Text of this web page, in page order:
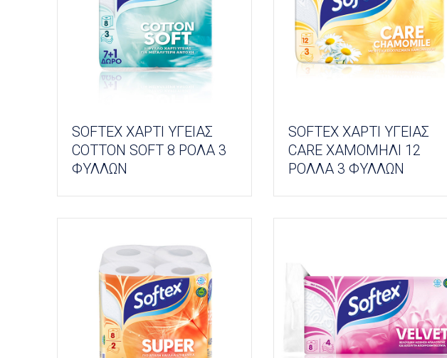
SOFTEX ΧΑΡΤΙ ΥΓΕΙΑΣ
COTTON SOFT 8 ΡΟΛΑ 3
ΦΥΛΛΩΝ
SOFTEX ΧΑΡΤΙ ΥΓΕΙΑΣ
CARE ΧΑΜΟΜΗΛΙ 12
ΡΟΛΛΑ 3 ΦΥΛΛΩΝ